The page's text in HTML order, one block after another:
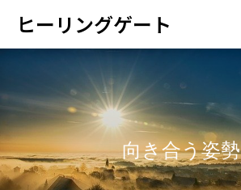
ヒーリングゲート
向き合う姿勢